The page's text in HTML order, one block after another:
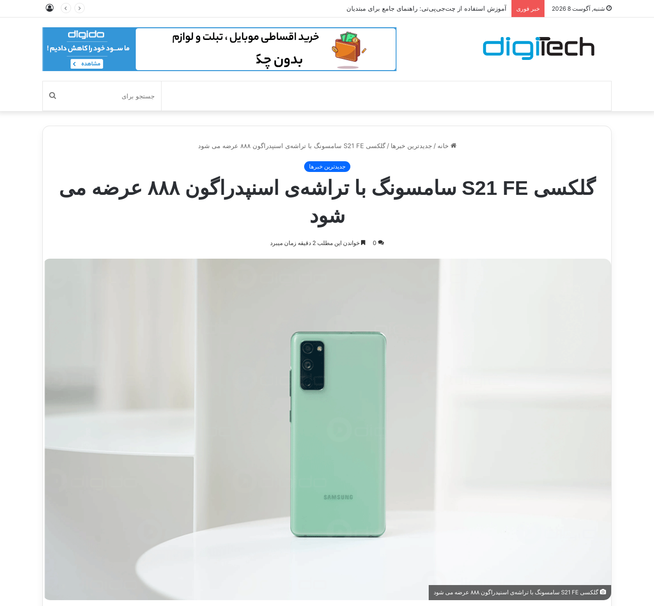
شنبه, آگوست 8 2026 خبر فوری آموزش استفاده از چت‌جی‌پی‌تی: راهنمای جامع برای مبتدیان ورود
جستجو
برای
خانه / جدیدترین خبرها / گلکسی S21 FE سامسونگ با تراشه‌ی اسنپدراگون ۸۸۸ عرضه می شود
جدیدترین خبرها
گلکسی S21 FE سامسونگ با تراشه‌ی اسنپدراگون ۸۸۸ عرضه می
شود
0 خواندن این مطلب 2 دقیقه زمان میبرد
گلکسی S21 FE سامسونگ با تراشه‌ی اسنپدراگون ۸۸۸ عرضه می شود